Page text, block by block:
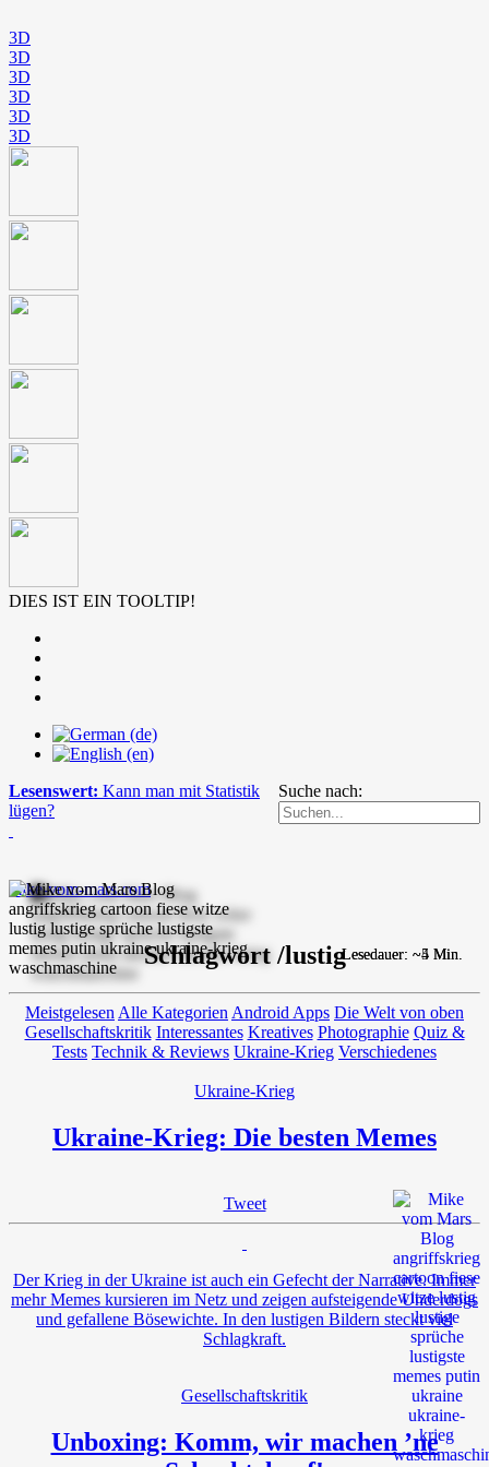
3D
3D
3D
3D
3D
3D
DIES IST EIN TOOLTIP!
Suche nach:
Lesenswert: Kann man mit Statistik
lügen?
mike-vom-mars.com
Schlagwort /lustig
Meistgelesen Alle Kategorien Android Apps Die Welt von oben
Gesellschaftskritik Interessantes Kreatives Photographie Quiz &
Tests Technik & Reviews Ukraine-Krieg Verschiedenes
Ukraine-Krieg
Ukraine-Krieg: Die besten Memes
Tweet
Lesedauer: ~5 Min.
Der Krieg in der Ukraine ist auch ein Gefecht der Narrative. Immer
mehr Memes kursieren im Netz und zeigen aufsteigende Underdogs
und gefallene Bösewichte. In den lustigen Bildern steckt viel
Schlagkraft.
Gesellschaftskritik
Unboxing: Komm, wir machen ’ne
Lesedauer: ~4 Min.